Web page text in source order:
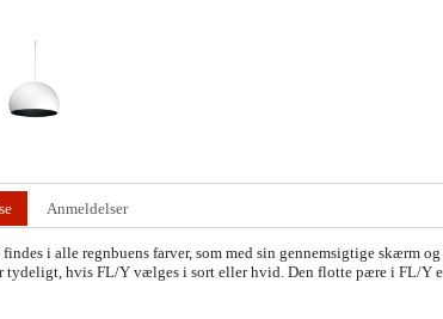
Anmeldelser
i alle regnbuens farver, som med sin gennemsigtige skærm
tydeligt, hvis FL/Y vælges i sort eller hvid. Den flotte pære i FL/Y